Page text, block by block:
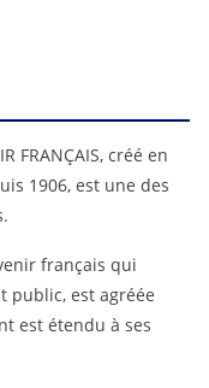
FRANÇAIS, créé en
1906, est une des
français qui
public, est agréée
est étendu à ses